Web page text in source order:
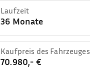
Laufzeit
36 Monate
Kaufpreis des Fahrzeuges
70.980,- €